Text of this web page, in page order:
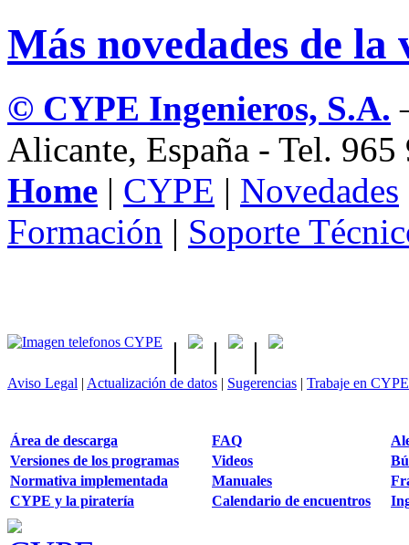
Más novedades de la
© CYPE Ingenieros, S.A.
Alicante, España - Tel.
Home | CYPE | Novedades
Formación | Soporte
| | |
Aviso Legal | Actualización de datos | Sugerencias | Trabaje en CYPE
Área de descarga
Versiones de los programas
Normativa implementada
CYPE y la piratería
FAQ
Videos
Manuales
Calendario de encuentros